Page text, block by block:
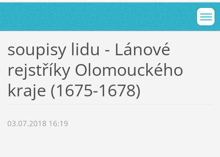
soupisy lidu - Lánové
rejstříky Olomouckého
kraje (1675-1678)
03.07.2018 16:19